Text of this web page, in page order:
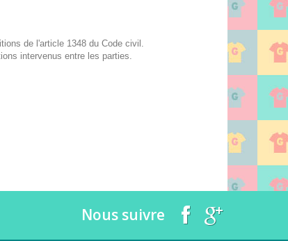
de l'article 1348 du Code civil.
intervenus entre les parties.
Nous suivre